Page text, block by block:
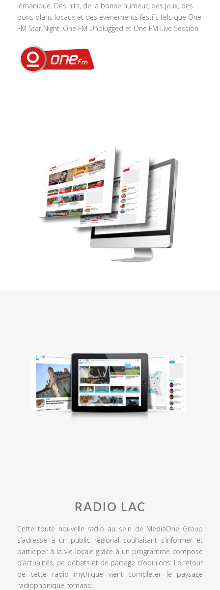
lémanique. Des hits, de la bonne humeur, des jeux, des
bons plans locaux et des événements festifs tels que One
FM Star Night, One FM Unplugged et One FM Live Session.
RADIO LAC
Cette toute nouvelle radio au sein de MediaOne Group
s’adresse à un public régional souhaitant s’informer et
participer à la vie locale grâce à un programme composé
d’actualités, de débats et de partage d’opinions. Le retour
de cette radio mythique vient compléter le paysage
radiophonique romand.